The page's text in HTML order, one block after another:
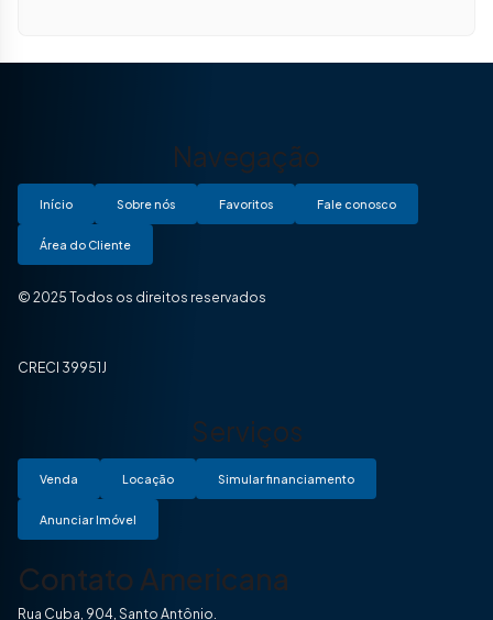
Navegação
Início Sobre nós Favoritos Fale conosco
Área do Cliente
© 2025 Todos os direitos reservados
CRECI 39951J
Serviços
Venda Locação Simular financiamento
Anunciar Imóvel
Contato Americana
Rua Cuba, 904, Santo Antônio.